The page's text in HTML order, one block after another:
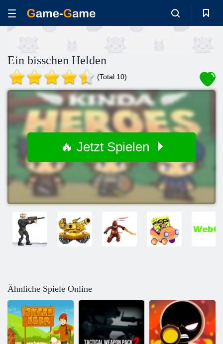
Ein bisschen Helden
(Total 10)
🔥 Jetzt Spielen
Ähnliche Spiele Online